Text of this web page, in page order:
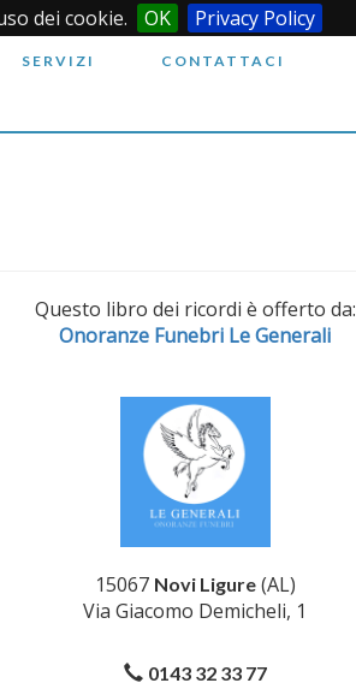
dei cookie. OK Privacy Policy
SERVIZI CONTATTACI
Questo libro dei ricordi è offerto da:
Onoranze Funebri Le Generali
15067 Novi Ligure(AL)
Via Giacomo Demicheli, 1
0143 32 33 77